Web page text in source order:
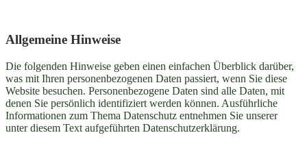
Allgemeine Hinweise
Die folgenden Hinweise geben einen einfachen Überblick darüber,
was mit Ihren personenbezogenen Daten passiert, wenn Sie diese
Website besuchen. Personenbezogene Daten sind alle Daten, mit
denen Sie persönlich identifiziert werden können. Ausführliche
Informationen zum Thema Datenschutz entnehmen Sie unserer
unter diesem Text aufgeführten Datenschutzerklärung.